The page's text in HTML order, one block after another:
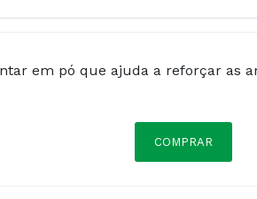
em pó que ajuda a reforçar
COMPRAR